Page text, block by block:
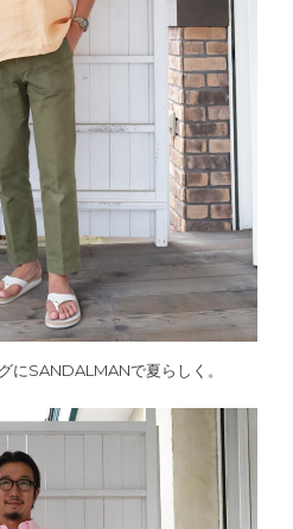
にSANDALMANで夏らしく。